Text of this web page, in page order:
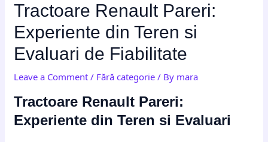
Tractoare Renault Pareri:
Experiente din Teren si
Evaluari de Fiabilitate
Leave a Comment / Fără categorie / By mara
Tractoare Renault Pareri:
Experiente din Teren si Evaluari